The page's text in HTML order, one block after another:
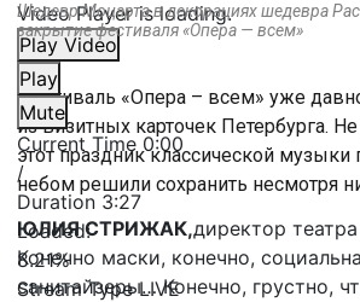
Video Player is loading.
Play Video
Play
Mute
Current Time 0:00
/
Duration 3:27
Loaded:
8.21%
Stream TypeLIVE
Шедевр Моцарта в декорациях шедевра
закрытие фестиваля «Опера — всем»
Фестиваль «Опера – всем» уже
из визитных карточек Петербурга.
этот праздник классической
небом решили сохранить несмотря
ЮЛИЯ СТРИЖАК,директор
Конечно маски, конечно,
санитайзеры… Конечно, грустно,